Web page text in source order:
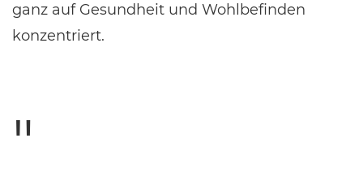
ganz auf Gesundheit und Wohlbefinden
konzentriert.